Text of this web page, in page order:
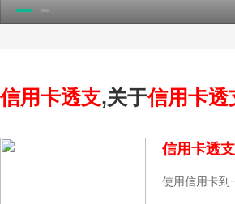
信用卡透支,关于信用卡透
信用卡透支
使用信用卡到